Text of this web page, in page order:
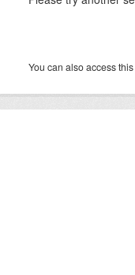
You can also access